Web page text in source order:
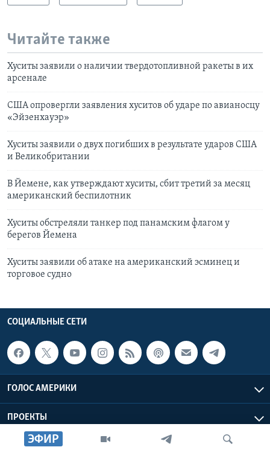
ЭФИР
Читайте также
Хуситы заявили о наличии твердотопливной ракеты в их
арсенале
США опровергли заявления хуситов об ударе по авианосцу
«Эйзенхауэр»
Хуситы заявили о двух погибших в результате ударов США
и Великобритании
В Йемене, как утверждают хуситы, сбит третий за месяц
американский беспилотник
Хуситы обстреляли танкер под панамским флагом у
берегов Йемена
Хуситы заявили об атаке на американский эсминец и
торговое судно
СОЦИАЛЬНЫЕ СЕТИ
ГОЛОС АМЕРИКИ
ПРОЕКТЫ